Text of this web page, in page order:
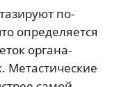
по-
определяется
органа-
Метастические